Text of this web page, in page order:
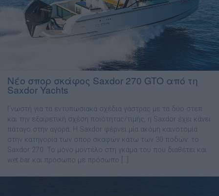
Νέο σπορ σκάφος Saxdor 270 GTO από τη
Saxdor Yachts
Γνωστή για τα εντυπωσιακά σχέδια γάστρας με τα δύο στεπ
και την εξαιρετική σχέση ποιότητας/τιμής, η Saxdor έχει κάνει
πάταγο στην αγορά. Η Saxdor φέρνει μία ακόμη καινοτομία
στην κατηγορία των σπορ σκαφών κάτω των 30 ποδών: το
Saxdor 270. Το μόνο μοντέλο στη γκάμα του που διαθέτει και
wet bar και πρόσωπο με πρόσωπο […]